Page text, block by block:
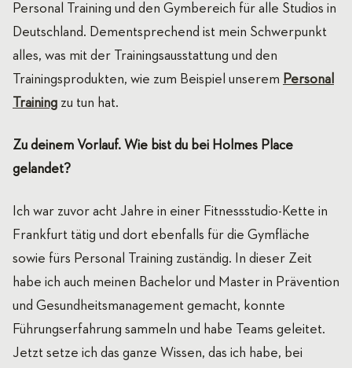
Personal Training und den Gymbereich für alle Studios in
Deutschland. Dementsprechend ist mein Schwerpunkt
alles, was mit der Trainingsausstattung und den
Trainingsprodukten, wie zum Beispiel unserem Personal
Training zu tun hat.
Zu deinem Vorlauf. Wie bist du bei Holmes Place
gelandet?
Ich war zuvor acht Jahre in einer Fitnessstudio-Kette in
Frankfurt tätig und dort ebenfalls für die Gymfläche
sowie fürs Personal Training zuständig. In dieser Zeit
habe ich auch meinen Bachelor und Master in Prävention
und Gesundheitsmanagement gemacht, konnte
Führungserfahrung sammeln und habe Teams geleitet.
Jetzt setze ich das ganze Wissen, das ich habe, bei